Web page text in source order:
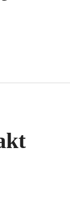
child